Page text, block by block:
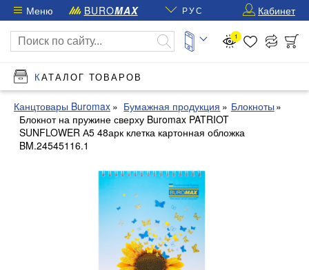
Меню BUROMAX РУС Кабинет
1
КАТАЛОГ ТОВАРОВ
Канцтовары Buromax Бумажная продукция
Блокноты
Блокнот на пружине сверху Buromax PATRIOT
SUNFLOWER А5 48арк клетка картонная обложка
BM.24545116.1